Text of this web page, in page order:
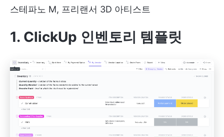
스테파노 M, 프리랜서 3D 아티스트
1. ClickUp 인벤토리 템플릿